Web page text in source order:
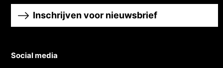
Inschrijven voor nieuwsbrief
Social media